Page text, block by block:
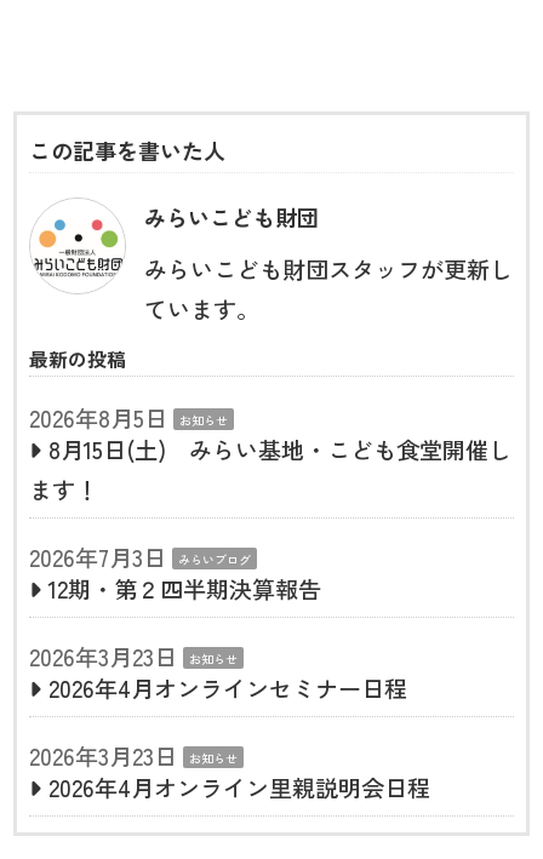
この記事を書いた人
みらいこども財団
みらいこども財団スタッフが更新し
ています。
最新の投稿
2026年8月5日 お知らせ
8月15日(土) みらい基地・こども食堂開催し
ます！
2026年7月3日
みらいブログ
12期・第２四半期決算報告
2026年3月23日
お知らせ
2026年4月オンラインセミナー日程
2026年3月23日
お知らせ
2026年4月オンライン里親説明会日程